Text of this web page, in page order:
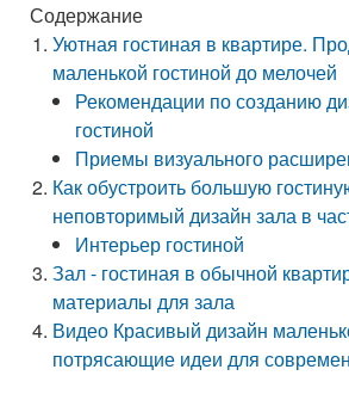
Содержание
Уютная гостиная в квартире.
маленькой гостиной до мелочей
Рекомендации по созданию
гостиной
Приемы визуального
Как обустроить большую
неповторимый дизайн зала в
Интерьер гостиной
Зал - гостиная в обычной
материалы для зала
Видео Красивый дизайн
потрясающие идеи для